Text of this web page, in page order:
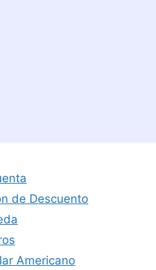
de Descuento
Americano